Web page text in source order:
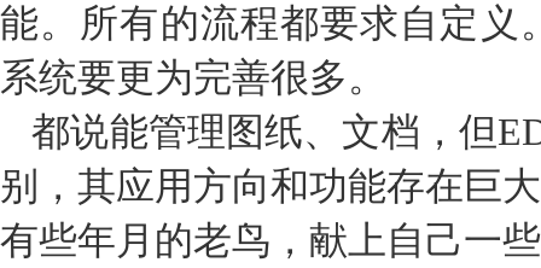
能。所有的流程都要求自定义
系统要更为完善很多。
都说能管理图纸、文档，但
别，其应用方向和功能存在巨
有些年月的老鸟，献上自己一